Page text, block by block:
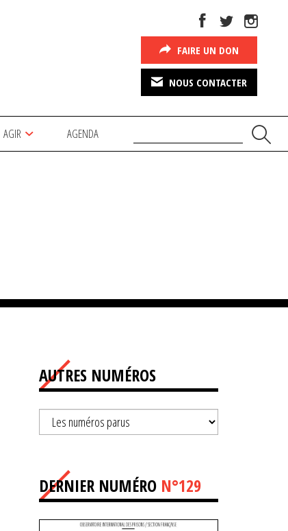
FAIRE UN DON
NOUS CONTACTER
AGIR AGENDA
AUTRES NUMÉROS
DERNIER NUMÉRO N°129